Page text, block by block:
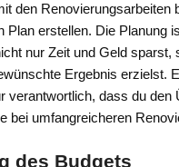
den Renovierungsarbeiten
Plan erstellen. Die Planung
nur Zeit und Geld sparst,
Ergebnis erzielst.
verantwortlich, dass du den
bei umfangreicheren
des Budgets